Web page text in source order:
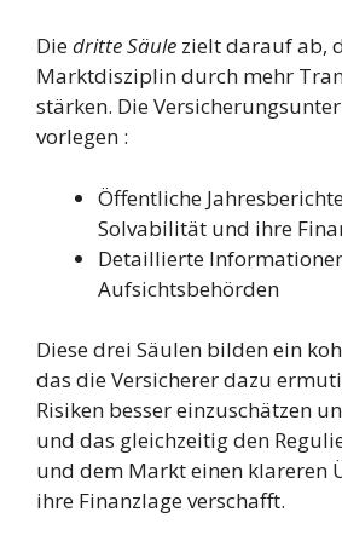
Diedritte Säule zielt darauf ab,
Marktdisziplin durch mehr
stärken. Die
vorlegen :
Öffentliche
Solvabilität und ihre
Detaillierte
Aufsichtsbehörden
Diese drei Säulen bilden ein
das die Versicherer dazu
Risiken besser einzuschätzen
und das gleichzeitig den
und dem Markt einen klareren
ihre Finanzlage verschafft.